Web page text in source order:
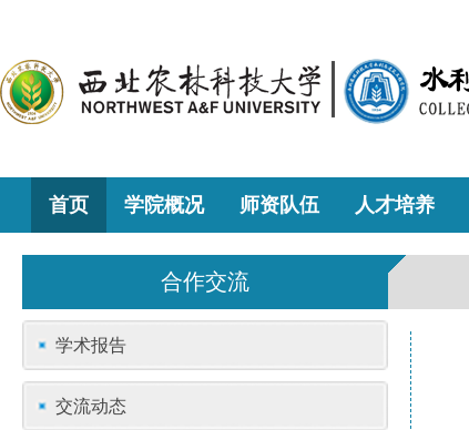
首页 学院概况 师资队伍 人才培养
合作交流
学术报告
交流动态